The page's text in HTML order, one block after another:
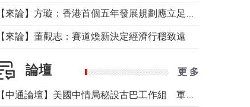
【來論】董觀志：賽道煥新決定經濟行穩致遠
論壇 更 多